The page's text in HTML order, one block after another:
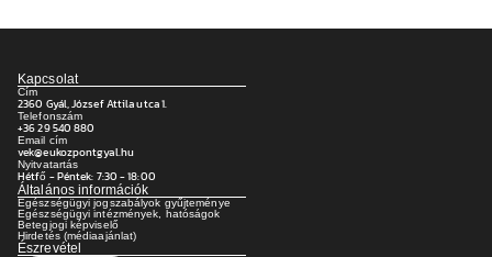
Kapcsolat
Cím
2360 Gyál, József Attila utca 1.
Telefonszám
+36 29 540 880
Email cím
vek@eukozpontgyal.hu
Nyitvatartás
Hétfő - Péntek: 7:30 - 18:00
Általános információk
Egészségügyi jogszabályok gyűjteménye
Egészségügyi intézmények, hatóságok
Betegjogi képviselő
Hirdetés (médiaajánlat)
Észrevétel